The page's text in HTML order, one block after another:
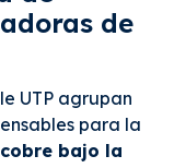
de
UTP agrupan
para la
cobre bajo la